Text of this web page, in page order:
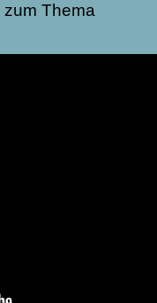
zum Thema